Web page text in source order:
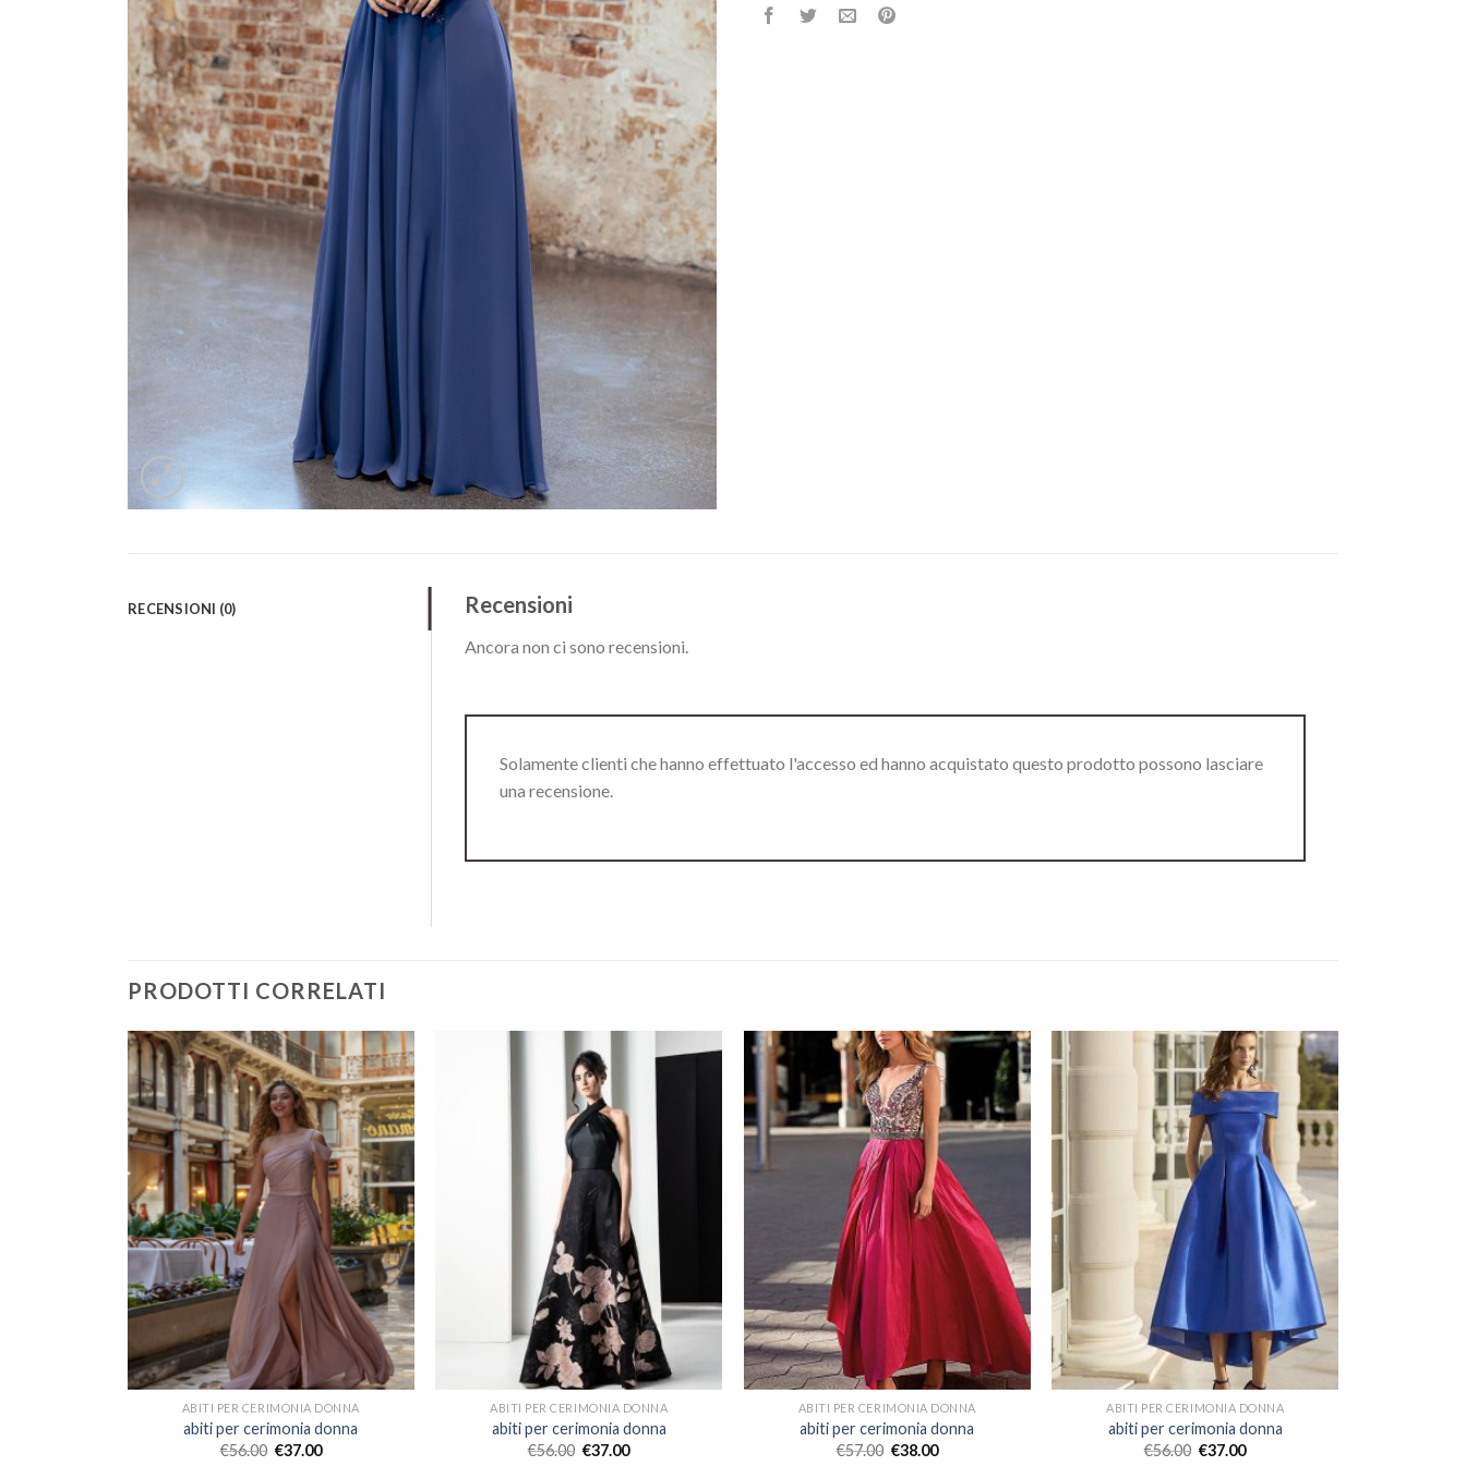
RECENSIONI (0) Recensioni
Ancora non ci sono recensioni.
Solamente clienti che hanno effettuato l'accesso ed hanno acquistato questo prodotto possono lasciare
una recensione.
PRODOTTI CORRELATI
ABITI PER CERIMONIA DONNA
abiti per cerimonia donna
€56.00 €37.00
ABITI PER CERIMONIA DONNA
abiti per cerimonia donna
€56.00 €37.00
ABITI PER CERIMONIA DONNA
abiti per cerimonia donna
€57.00 €38.00
ABITI PER CERIMONIA DONNA
abiti per cerimonia donna
€56.00 €37.00